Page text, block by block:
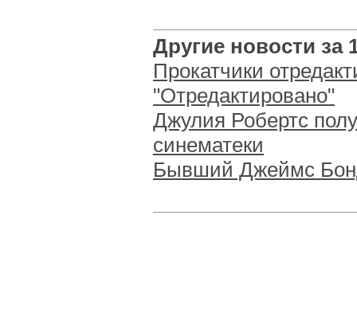
Другие новости за
Прокатчики
"Отредактировано"
Джулия Робертс
синематеки
Бывший Джеймс